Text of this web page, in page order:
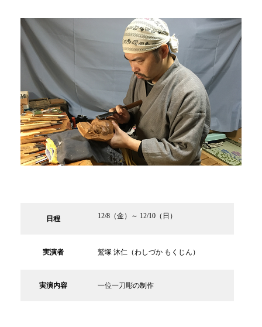
日程 12/8（金）～ 12/10（日）
実演者 鷲塚 沐仁（わしづか もくじん）
実演内容 一位一刀彫の制作